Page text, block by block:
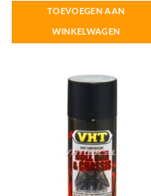
TOEVOEGEN AAN
WINKELWAGEN